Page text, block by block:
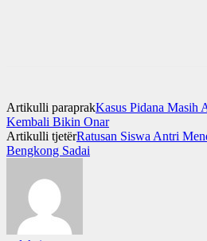
Artikulli paraprakKasus Pidana Masih
Kembali Bikin Onar
Artikulli tjetërRatusan Siswa Antri
Bengkong Sadai